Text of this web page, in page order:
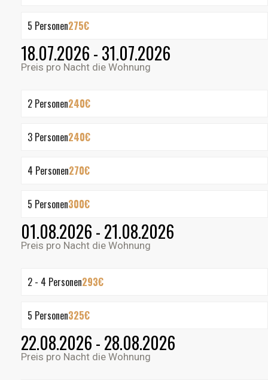
5 Personen275€
18.07.2026 - 31.07.2026
Preis pro Nacht die Wohnung
2 Personen240€
3 Personen240€
4 Personen270€
5 Personen300€
01.08.2026 - 21.08.2026
Preis pro Nacht die Wohnung
2 - 4 Personen293€
5 Personen325€
22.08.2026 - 28.08.2026
Preis pro Nacht die Wohnung